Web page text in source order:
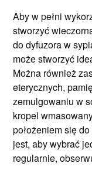
Aby w pełni
stworzyć
do dyfuzora w
może stworzyć
Można również
eterycznych,
zemulgowaniu w
kropel
położeniem się
jest, aby wybrać
regularnie,